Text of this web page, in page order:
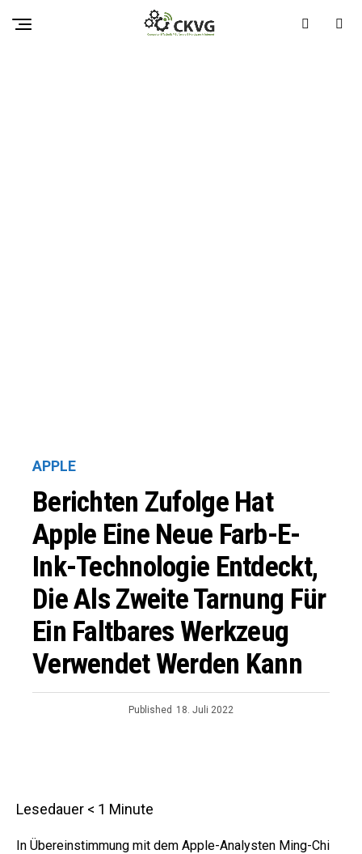
APPLE
Berichten Zufolge Hat
Apple Eine Neue Farb-E-
Ink-Technologie Entdeckt,
Die Als Zweite Tarnung Für
Ein Faltbares Werkzeug
Verwendet Werden Kann
Published 18. Juli 2022
Lesedauer < 1 Minute
In Übereinstimmung mit dem Apple-Analysten Ming-Chi